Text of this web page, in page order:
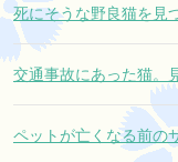
死にそうな野良猫を見
交通事故にあった猫。
ペットが亡くなる前の